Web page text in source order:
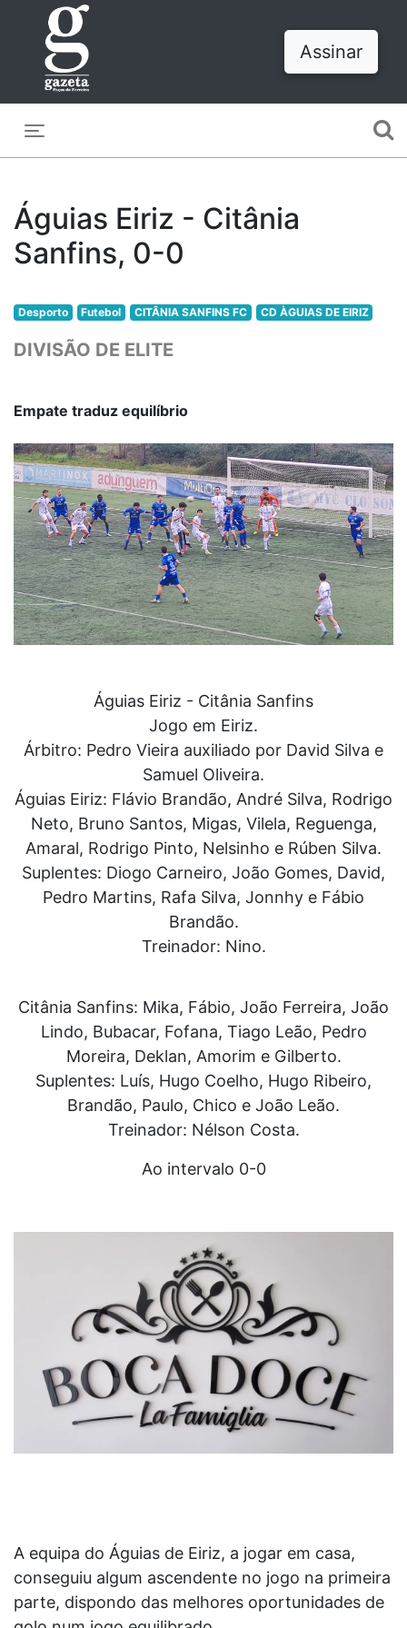
Assinar
Águias Eiriz - Citânia
Sanfins, 0-0
Desporto Futebol CITÂNIA SANFINS FC CD ÀGUIAS DE EIRIZ
DIVISÃO DE ELITE
Empate traduz equilíbrio
Águias Eiriz - Citânia Sanfins
Jogo em Eiriz.
Árbitro: Pedro Vieira auxiliado por David Silva e
Samuel Oliveira.
Águias Eiriz: Flávio Brandão, André Silva, Rodrigo
Neto, Bruno Santos, Migas, Vilela, Reguenga,
Amaral, Rodrigo Pinto, Nelsinho e Rúben Silva.
Suplentes: Diogo Carneiro, João Gomes, David,
Pedro Martins, Rafa Silva, Jonnhy e Fábio
Brandão.
Treinador: Nino.
Citânia Sanfins: Mika, Fábio, João Ferreira, João
Lindo, Bubacar, Fofana, Tiago Leão, Pedro
Moreira, Deklan, Amorim e Gilberto.
Suplentes: Luís, Hugo Coelho, Hugo Ribeiro,
Brandão, Paulo, Chico e João Leão.
Treinador: Nélson Costa.
Ao intervalo 0-0
A equipa do Águias de Eiriz, a jogar em casa,
conseguiu algum ascendente no jogo na primeira
parte, dispondo das melhores oportunidades de